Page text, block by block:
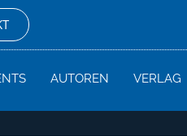
AUTOREN VERLAG